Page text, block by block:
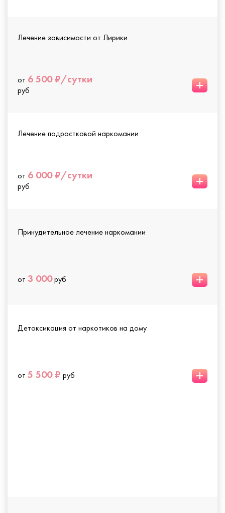
Лечение зависимости от Лирики
от 6 500 ₽/сутки
руб +
Лечение подростковой наркомании
от 6 000 ₽/сутки
руб +
Принудительное лечение наркомании
от 3 000руб +
Детоксикация от наркотиков на дому
от 5 500 ₽ руб +